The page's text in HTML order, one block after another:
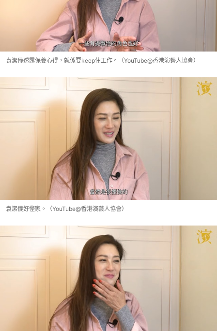
袁潔儀透露保養心得，就係要keep住工作。（YouTube@香港演藝人協會）
袁潔儀好慳家。（YouTube@香港演藝人協會）